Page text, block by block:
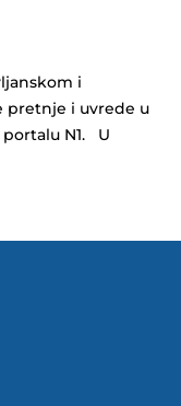
i
pretnje i uvrede u
N1. U